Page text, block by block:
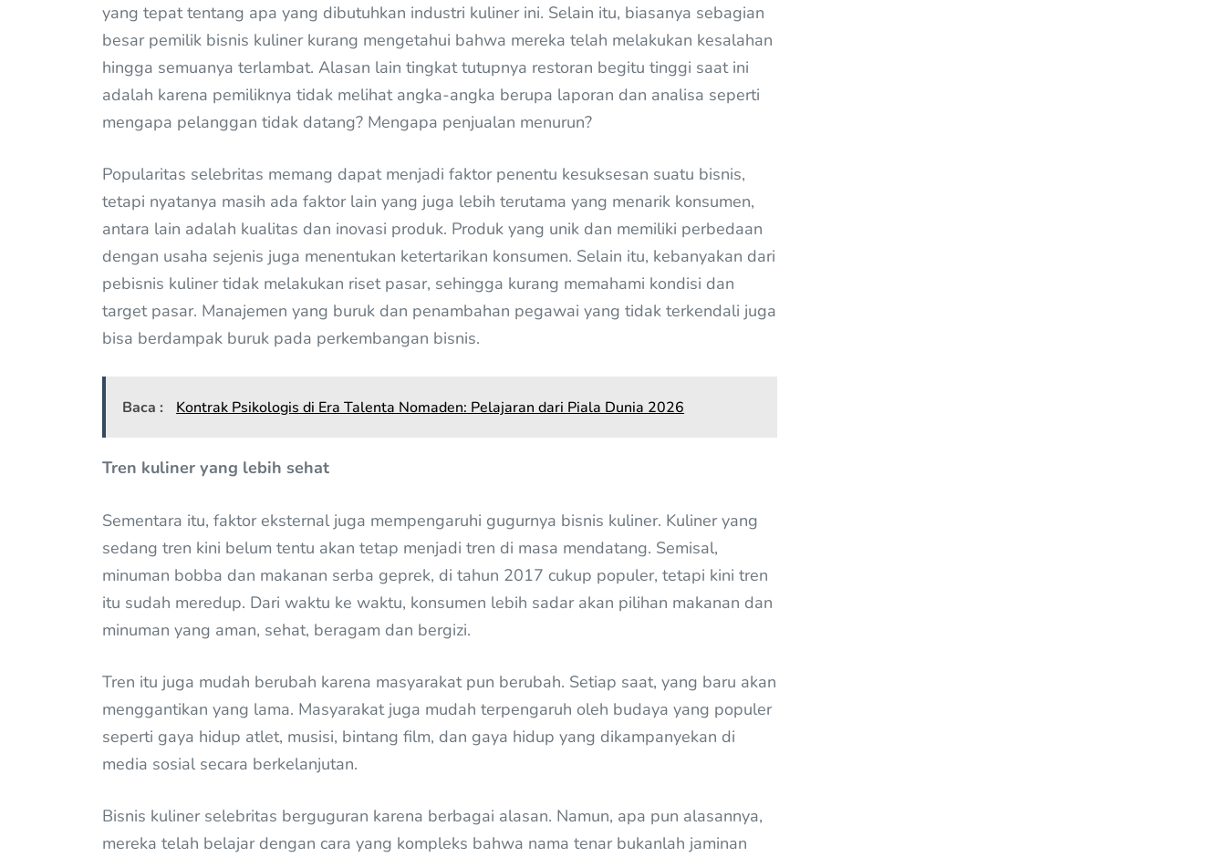
yang tepat tentang apa yang dibutuhkan industri kuliner ini. Selain itu, biasanya sebagian
besar pemilik bisnis kuliner kurang mengetahui bahwa mereka telah melakukan kesalahan
hingga semuanya terlambat. Alasan lain tingkat tutupnya restoran begitu tinggi saat ini
adalah karena pemiliknya tidak melihat angka-angka berupa laporan dan analisa seperti
mengapa pelanggan tidak datang? Mengapa penjualan menurun?
Popularitas selebritas memang dapat menjadi faktor penentu kesuksesan suatu bisnis,
tetapi nyatanya masih ada faktor lain yang juga lebih terutama yang menarik konsumen,
antara lain adalah kualitas dan inovasi produk. Produk yang unik dan memiliki perbedaan
dengan usaha sejenis juga menentukan ketertarikan konsumen. Selain itu, kebanyakan dari
pebisnis kuliner tidak melakukan riset pasar, sehingga kurang memahami kondisi dan
target pasar. Manajemen yang buruk dan penambahan pegawai yang tidak terkendali juga
bisa berdampak buruk pada perkembangan bisnis.
Baca : Kontrak Psikologis di Era Talenta Nomaden: Pelajaran dari Piala Dunia 2026
Tren kuliner yang lebih sehat
Sementara itu, faktor eksternal juga mempengaruhi gugurnya bisnis kuliner. Kuliner yang
sedang tren kini belum tentu akan tetap menjadi tren di masa mendatang. Semisal,
minuman bobba dan makanan serba geprek, di tahun 2017 cukup populer, tetapi kini tren
itu sudah meredup. Dari waktu ke waktu, konsumen lebih sadar akan pilihan makanan dan
minuman yang aman, sehat, beragam dan bergizi.
Tren itu juga mudah berubah karena masyarakat pun berubah. Setiap saat, yang baru akan
menggantikan yang lama. Masyarakat juga mudah terpengaruh oleh budaya yang populer
seperti gaya hidup atlet, musisi, bintang film, dan gaya hidup yang dikampanyekan di
media sosial secara berkelanjutan.
Bisnis kuliner selebritas berguguran karena berbagai alasan. Namun, apa pun alasannya,
mereka telah belajar dengan cara yang kompleks bahwa nama tenar bukanlah jaminan